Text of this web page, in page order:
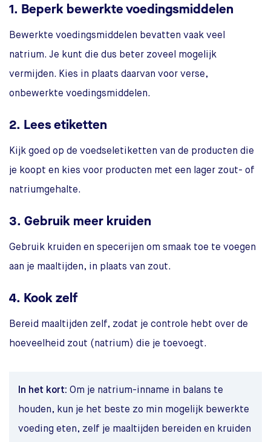
1. Beperk bewerkte voedingsmiddelen
Bewerkte voedingsmiddelen bevatten vaak veel
natrium. Je kunt die dus beter zoveel mogelijk
vermijden. Kies in plaats daarvan voor verse,
onbewerkte voedingsmiddelen.
2. Lees etiketten
Kijk goed op de voedseletiketten van de producten die
je koopt en kies voor producten met een lager zout- of
natriumgehalte.
3. Gebruik meer kruiden
Gebruik kruiden en specerijen om smaak toe te voegen
aan je maaltijden, in plaats van zout.
4. Kook zelf
Bereid maaltijden zelf, zodat je controle hebt over de
hoeveelheid zout (natrium) die je toevoegt.
In het kort: Om je natrium-inname in balans te
houden, kun je het beste zo min mogelijk bewerkte
voeding eten, zelf je maaltijden bereiden en kruiden